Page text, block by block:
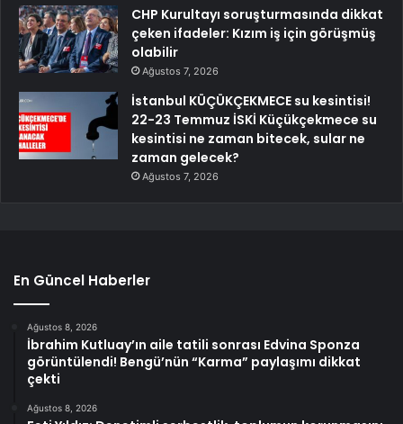
CHP Kurultayı soruşturmasında dikkat
çeken ifadeler: Kızım iş için görüşmüş
olabilir
Ağustos 7, 2026
İstanbul KÜÇÜKÇEKMECE su kesintisi!
22-23 Temmuz İSKİ Küçükçekmece su
kesintisi ne zaman bitecek, sular ne
zaman gelecek?
Ağustos 7, 2026
En Güncel Haberler
Ağustos 8, 2026
İbrahim Kutluay’ın aile tatili sonrası Edvina Sponza
görüntülendi! Bengü’nün “Karma” paylaşımı dikkat
çekti
Ağustos 8, 2026